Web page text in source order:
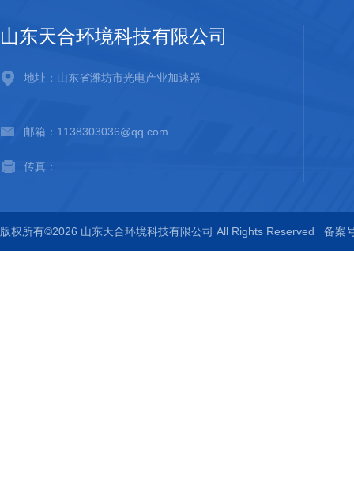
山东天合环境科技有限公司
地址：山东省潍坊市光电产业加速器
邮箱：1138303036@qq.com
传真：
版权所有©2026 山东天合环境科技有限公司 All Rights Reserved 备案